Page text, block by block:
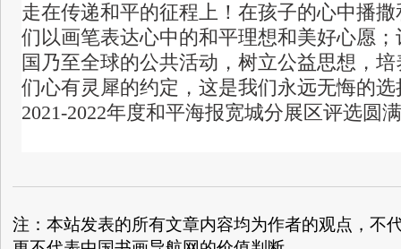
走在传递和平的征程上！在孩子的心中播
们以画笔表达心中的和平理想和美好心愿
国乃至全球的公共活动，树立公益思想，
们心有灵犀的约定，这是我们永远无悔的
2021-2022年度和平海报宽城分展区评选圆
注：本站发表的所有文章内容均为作者的观点，不